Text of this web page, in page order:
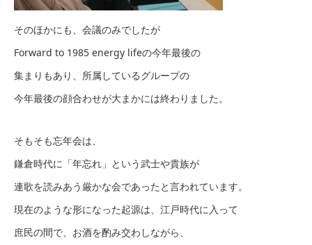
そのほかにも、会議のみでしたが
Forward to 1985 energy lifeの今年最後の
集まりもあり、所属しているグループの
今年最後の顔合わせが大まかには終わりました。
そもそも忘年会は、
鎌倉時代に「年忘れ」という武士や貴族が
連歌を読みあう厳かな会であったと言われています。
現在のような形になった起源は、江戸時代に入って
庶民の間で、お酒を酌み交わしながら、